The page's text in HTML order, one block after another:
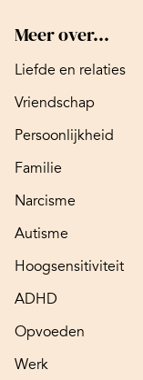
Meer over...
Liefde en relaties
Vriendschap
Persoonlijkheid
Familie
Narcisme
Autisme
Hoogsensitiviteit
ADHD
Opvoeden
Werk